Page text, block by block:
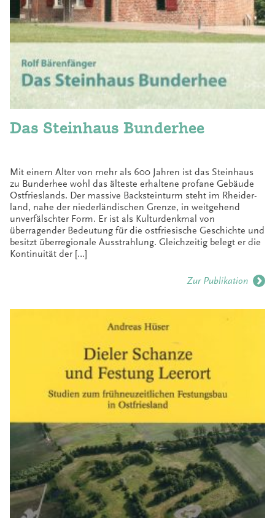
Das Steinhaus Bunderhee
Mit einem Alter von mehr als 600 Jahren ist das Steinhaus
zu Bunderhee wohl das älteste erhaltene profane Gebäude
Ostfrieslands. Der massive Backsteinturm steht im Rheider­
land, nahe der niederländischen Grenze, in weitgehend
unverfälschter Form. Er ist als Kulturdenkmal von
überragender Bedeutung für die ostfriesische Geschichte und
besitzt überregionale Ausstrahlung. Gleichzeitig belegt er die
Kontinuität der […]
Zur Publikation